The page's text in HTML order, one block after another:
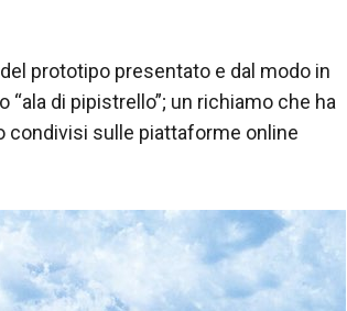
prototipo presentato e dal modo in
di pipistrello”; un richiamo che ha
condivisi sulle piattaforme online